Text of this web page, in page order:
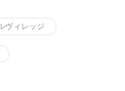
ヴィレッジ